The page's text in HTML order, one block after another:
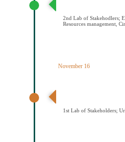
2nd Lab of Stakehodlers;
Resources management,
November 16
1st Lab of Stakeholders;